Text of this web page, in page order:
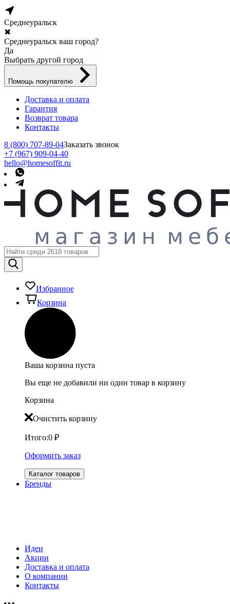
Среднеуральск
✖
Среднеуральск ваш город?
Да
Выбрать другой город
Помощь покупателю
Доставка и оплата
Гарантия
Возврат товара
Контакты
8 (800) 707-89-04Заказать звонок
+7 (967) 909-04-40
hello@homesoffit.ru
Избранное
Корзина
Ваша корзина пуста
Вы еще не добавили ни один товар в корзину
Корзина
Очистить корзину
Итого:0 ₽
Оформить заказ
Каталог товаров
Бренды
Идеи
Акции
Доставка и оплата
О компании
Контакты